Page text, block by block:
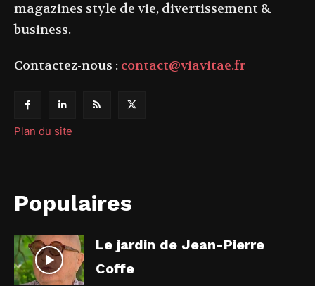
magazines style de vie, divertissement &
business.
Contactez-nous : contact@viavitae.fr
Plan du site
Populaires
Le jardin de Jean-Pierre
Coffe